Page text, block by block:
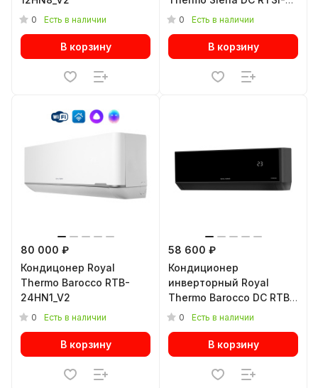
0 Есть в наличии
В корзину
12HN8
0 Есть в наличии
В корзину
80 000 ₽
Кондицонер Royal
Thermo Barocco RTB-
24HN1_V2
0 Есть в наличии
В корзину
58 600 ₽
Кондиционер
инверторный Royal
Thermo Barocco DC RTBI-
12HN8/black
0 Есть в наличии
В корзину